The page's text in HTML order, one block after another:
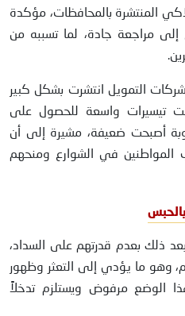
المنتشرة بالمحافظات، مؤكدة
إلى مراجعة جادة، لما تسببه من
التمويل انتشرت بشكل كبير
تيسيرات واسعة للحصول على
أصبحت ضعيفة، مشيرة إلى أن
في الشوارع ومنحهم
بالحبس
ذلك بعدم قدرتهم على السداد،
وهو ما يؤدي إلى التعثر وظهور
الوضع مرفوض ويستلزم تدخلاً